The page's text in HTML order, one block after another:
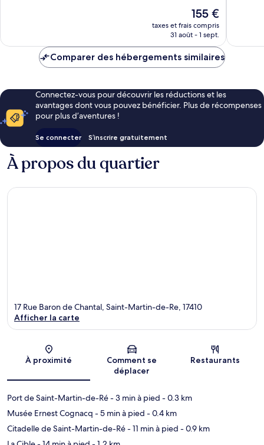
Le
nouveau
prix
de
155 €
taxes et frais compris
31 août - 1 sept.
Comparer des hébergements similaires
Connectez-vous pour découvrir les réductions et les
avantages dont vous pouvez bénéficier. Plus de récompenses
pour plus d’aventures !
Se connecter S’inscrire gratuitement
À propos du quartier
Carte
17 Rue Baron de Chantal, Saint-Martin-de-Re, 17410
Afficher la carte
À proximité
Comment se
déplacer
Restaurants
Port de Saint-Martin-de-Ré- 3 min à pied - 0.3 km
Musée Ernest Cognacq - 5 min à pied - 0.4 km
Citadelle de Saint-Martin-de-Ré- 11 min à pied - 0.9 km